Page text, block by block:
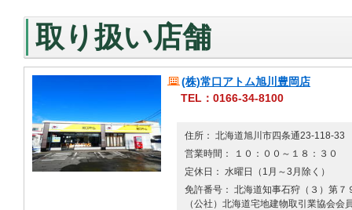
取り扱い店舗
(株)常口アトム旭川豊岡店
TEL：0166-34-8100
住所： 北海道旭川市四条通23-118-33
営業時間： １０：００～１８：３０
定休日： 水曜日（1月～3月除く）
免許番号： 北海道知事石狩（３）第７
（公社）北海道宅地建物取引業協会会